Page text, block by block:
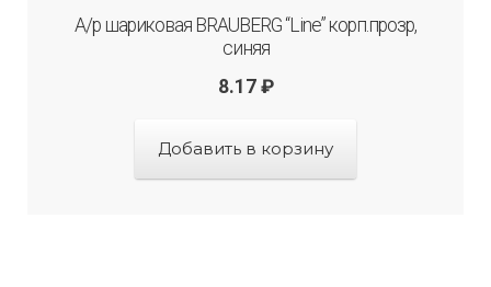
А/р шариковая BRAUBERG “Line” корп.прозр,
синяя
8.17 ₽
Добавить в корзину